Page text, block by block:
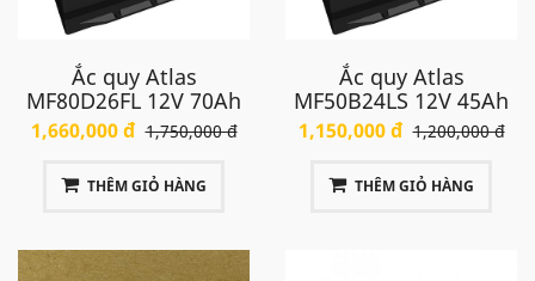
Ắc quy Atlas
MF80D26FL 12V 70Ah
1,660,000 đ 1,750,000 đ
THÊM GIỎ HÀNG
Ắc quy Atlas
MF50B24LS 12V 45Ah
1,150,000 đ 1,200,000 đ
THÊM GIỎ HÀNG